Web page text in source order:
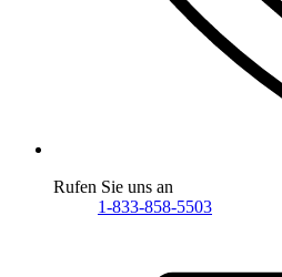
Rufen Sie uns an
1-833-858-5503